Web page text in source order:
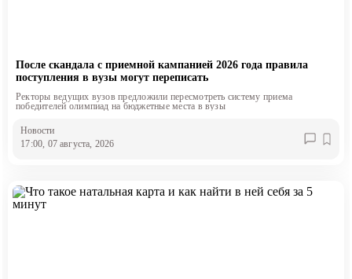
После скандала с приемной кампанией 2026 года правила
поступления в вузы могут переписать
Ректоры ведущих вузов предложили пересмотреть систему приема
победителей олимпиад на бюджетные места в вузы
Новости
17:00, 07 августа, 2026